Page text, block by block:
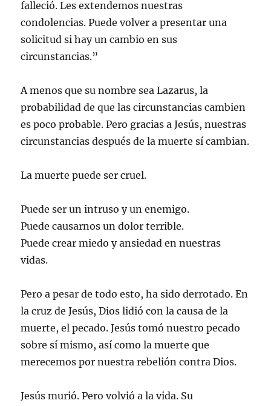
falleció. Les extendemos nuestras
condolencias. Puede volver a presentar una
solicitud si hay un cambio en sus
circunstancias.”
A menos que su nombre sea Lazarus, la
probabilidad de que las circunstancias cambien
es poco probable. Pero gracias a Jesús, nuestras
circunstancias después de la muerte sí cambian.
La muerte puede ser cruel.
Puede ser un intruso y un enemigo.
Puede causarnos un dolor terrible.
Puede crear miedo y ansiedad en nuestras
vidas.
Pero a pesar de todo esto, ha sido derrotado. En
la cruz de Jesús, Dios lidió con la causa de la
muerte, el pecado. Jesús tomó nuestro pecado
sobre sí mismo, así como la muerte que
merecemos por nuestra rebelión contra Dios.
Jesús murió. Pero volvió a la vida. Su